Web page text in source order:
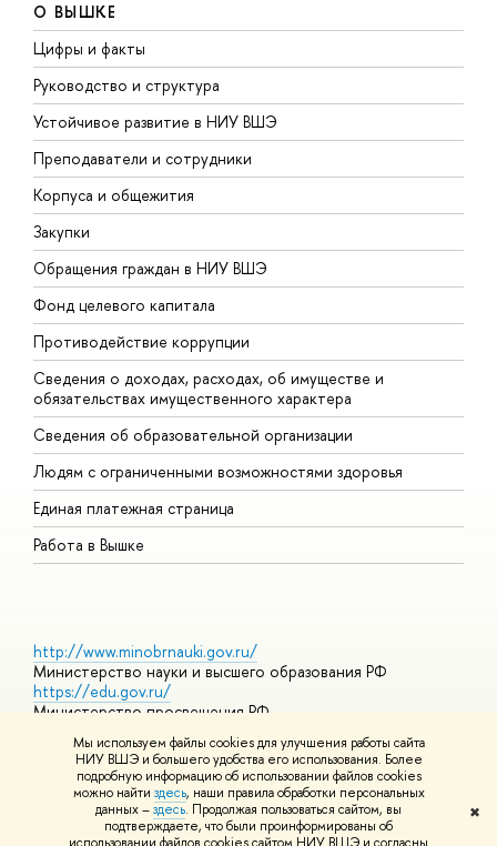
Мы используем файлы cookies для улучшения работы сайта
НИУ ВШЭ и большего удобства его использования. Более
подробную информацию об использовании файлов cookies
можно найти здесь, наши правила обработки персональных
данных –здесь. Продолжая пользоваться сайтом, вы
подтверждаете, что были проинформированы об
✖
О ВЫШКЕ
Цифры и факты
Руководство и структура
Устойчивое развитие в НИУ ВШЭ
Преподаватели и сотрудники
Корпуса и общежития
Закупки
Обращения граждан в НИУ ВШЭ
Фонд целевого капитала
Противодействие коррупции
Сведения о доходах, расходах, об имуществе и
обязательствах имущественного характера
Сведения об образовательной организации
Людям с ограниченными возможностями здоровья
Единая платежная страница
Работа в Вышке
http://www.minobrnauki.gov.ru/
Министерство науки и высшего образования РФ
https://edu.gov.ru/
Министерство просвещения РФ
https://elearning.hse.ru/mooc
Массовые открытые онлайн-курсы
© НИУ ВШЭ 1993–2026 Адреса и контактыУсловия
использования материалов Политика конфиденциальности